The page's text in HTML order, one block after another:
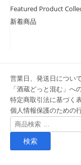
Featured Product
新着商品
営業日、発送日につい
「酒蔵どっと混む」へ
特定商取引法に基づく
個人情報保護のための
検
索
象: